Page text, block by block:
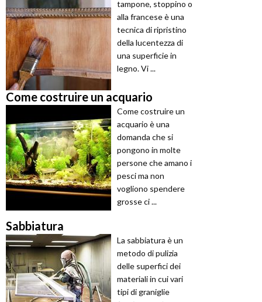
tampone, stoppino o
alla francese è una
tecnica di ripristino
della lucentezza di
una superficie in
legno. Vi ...
Come costruire un acquario
Come costruire un
acquario è una
domanda che si
pongono in molte
persone che amano i
pesci ma non
vogliono spendere
grosse ci ...
Sabbiatura
La sabbiatura è un
metodo di pulizia
delle superfici dei
materiali in cui vari
tipi di graniglie